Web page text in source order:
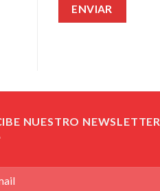
NUESTRO NEWSLETTER